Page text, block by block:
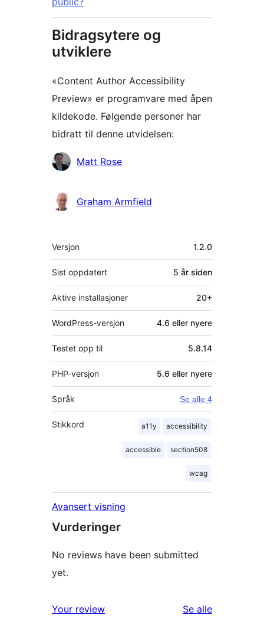
Bidragsytere og
utviklere
«Content Author Accessibility
Preview» er programvare med åpen
kildekode. Følgende personer har
bidratt til denne utvidelsen:
Bidragsytere
Matt Rose
Graham Armfield
Meta
Versjon 1.2.0
Sist oppdatert 5 år siden
Aktive installasjoner 20+
WordPress-versjon 4.6 eller nyere
Testet opp til 5.8.14
PHP-versjon 5.6 eller nyere
Språk Se alle 4
Stikkord a11y accessibility
accessible section508
wcag
Avansert visning
Vurderinger
No reviews have been submitted
yet.
Your review Se alleomtalene